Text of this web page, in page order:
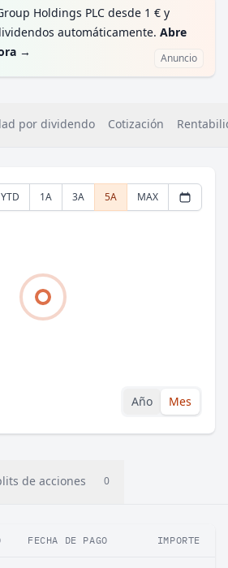
Holdings PLC desde 1 € y
automáticamente. Abre
→ Anuncio
por dividendo Cotización
YTD 1A 3A 5A MAX
Año Mes
de acciones 0
FECHA DE PAGO IMPORTE